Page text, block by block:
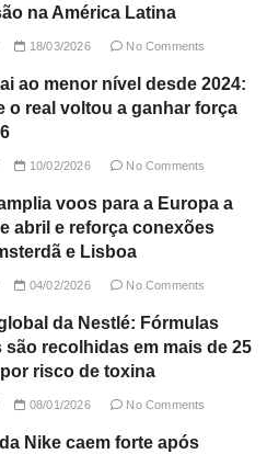
na América Latina
18/03/2026 No Comments
ao menor nível desde 2024:
o real voltou a ganhar força
10/02/2026 No Comments
voos para a Europa a
abril e reforça conexões
e Lisboa
04/02/2026 No Comments
da Nestlé: Fórmulas
são recolhidas em mais de 25
risco de toxina
08/01/2026 No Comments
Nike caem forte após